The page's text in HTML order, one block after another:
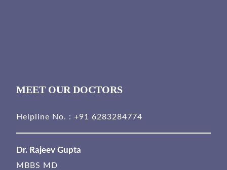
MEET OUR DOCTORS
Helpline No. : +91 6283284774
Dr. Rajeev Gupta
MBBS MD